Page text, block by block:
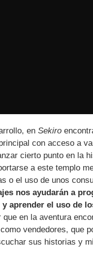
enSekiro
con acceso a
cierto punto en la
a este templo
o el uso de unos
nos ayudarán a
aprender el uso de
que en la aventura
vendedores, que
sus historias y